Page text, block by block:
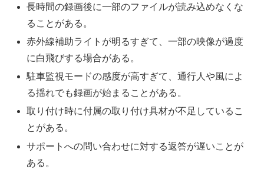
長時間の録画後に一部のファイルが読み込めなくな
ることがある。
赤外線補助ライトが明るすぎて、一部の映像が過度
に白飛びする場合がある。
駐車監視モードの感度が高すぎて、通行人や風によ
る揺れでも録画が始まることがある。
取り付け時に付属の取り付け具材が不足しているこ
とがある。
サポートへの問い合わせに対する返答が遅いことが
ある。